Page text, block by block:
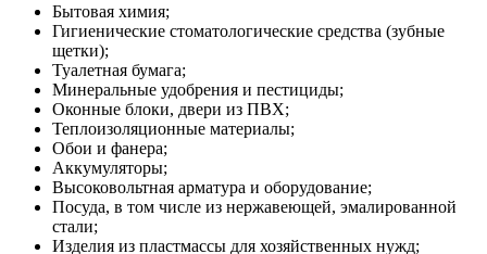
Бытовая химия;
Гигиенические стоматологические средства (зубные
щетки);
Туалетная бумага;
Минеральные удобрения и пестициды;
Оконные блоки, двери из ПВХ;
Теплоизоляционные материалы;
Обои и фанера;
Аккумуляторы;
Высоковольтная арматура и оборудование;
Посуда, в том числе из нержавеющей, эмалированной
стали;
Изделия из пластмассы для хозяйственных нужд;